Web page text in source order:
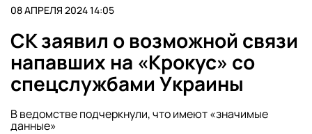
08 АПРЕЛЯ 2024 14:05
СК заявил о возможной связи
напавших на «Крокус» со
спецслужбами Украины
В ведомстве подчеркнули, что имеют «значимые
данные»